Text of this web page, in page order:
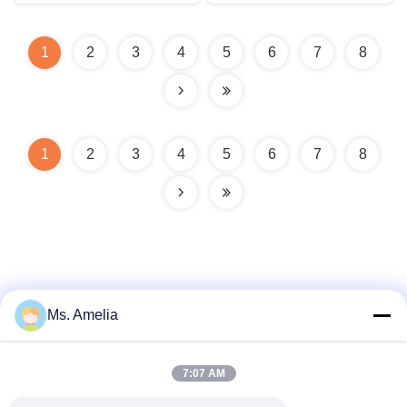
1 2 3 4 5 6 7 8
1 2 3 4 5 6 7 8
Ms. Amelia
7:07 AM